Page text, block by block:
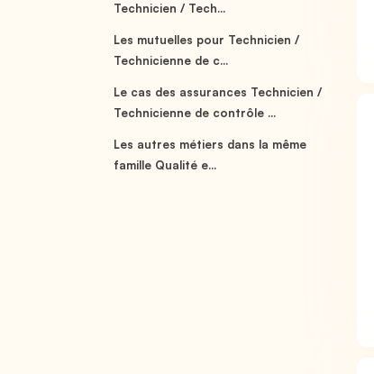
Technicien / Tech...
Les mutuelles pour Technicien /
Technicienne de c...
Le cas des assurances Technicien /
Technicienne de contrôle ...
Les autres métiers dans la même
famille Qualité e...